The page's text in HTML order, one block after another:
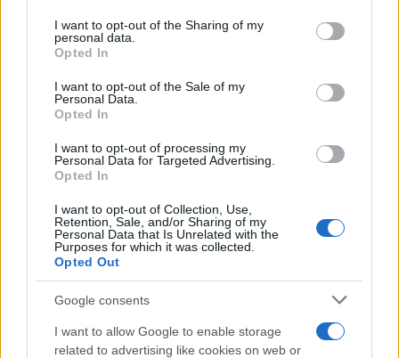
not limited to your visit or usage behaviour. You may click to
grant or deny consent to Google and its third-party tags to
use your data for below specified purposes in below Google
consent section.
I want to opt-out of the Sharing of my
personal data.
Opted In
I want to opt-out of the Sale of my
Personal Data.
Opted In
I want to opt-out of processing my
Personal Data for Targeted Advertising.
Opted In
I want to opt-out of Collection, Use,
Retention, Sale, and/or Sharing of my
Personal Data that Is Unrelated with the
Purposes for which it was collected.
Opted Out
Google consents
I want to allow Google to enable storage
related to advertising like cookies on web or
Capire i cicli di Bitcoin tra liquidità, halving e afflussi
regolamentati
Niccolò Conforti · 4 Ago 2026
CRIPTOVALUTE